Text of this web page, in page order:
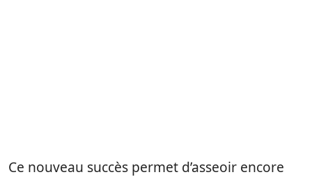
Ce nouveau succès permet d’asseoir encore